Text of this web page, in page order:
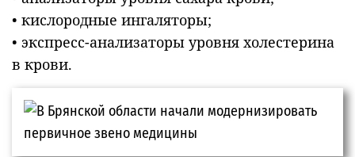
• кислородные ингаляторы;
• экспресс-анализаторы уровня холестерина
в крови.